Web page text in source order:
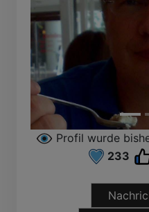
Profil wurde
233